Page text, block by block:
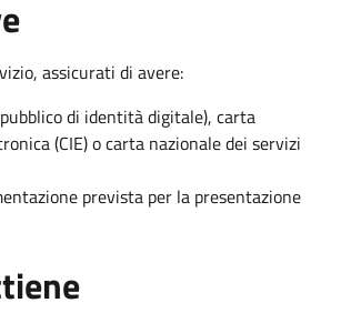
assicurati di avere:
di identità digitale), carta
(CIE) o carta nazionale dei servizi
prevista per la presentazione